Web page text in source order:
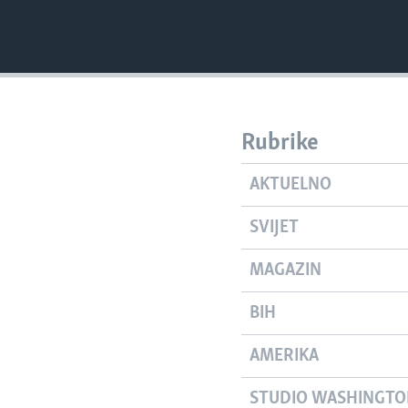
Rubrike
AKTUELNO
SVIJET
MAGAZIN
BIH
AMERIKA
STUDIO